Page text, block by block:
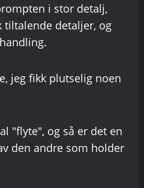
i stor detalj,
tiltalende detaljer, og
jeg fikk plutselig noen
"flyte", og så er det en
den andre som holder